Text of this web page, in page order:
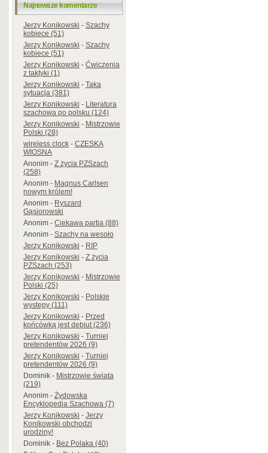
Najnowsze komentarze
Jerzy Konikowski-Szachy
kobiece (51)
Jerzy Konikowski-Szachy
kobiece (51)
Jerzy Konikowski-Ćwiczenia
z taktyki (1)
Jerzy Konikowski-Taka
sytuacja (381)
Jerzy Konikowski-Literatura
szachowa po polsku (124)
Jerzy Konikowski-Mistrzowie
Polski (28)
wireless clock-CZESKA
WIOSNA
Anonim-Z życia PZSzach
(258)
Anonim-Magnus Carlsen
nowym królem!
Anonim-Ryszard
Gąsiorowski
Anonim-Ciekawa partia (88)
Anonim-Szachy na wesoło
Jerzy Konikowski-RIP
Jerzy Konikowski-Z życia
PZSzach (253)
Jerzy Konikowski-Mistrzowie
Polski (25)
Jerzy Konikowski-Polskie
występy (111)
Jerzy Konikowski-Przed
końcówką jest debiut (236)
Jerzy Konikowski-Turniej
pretendentów 2026 (9)
Jerzy Konikowski-Turniej
pretendentów 2026 (9)
Dominik-Mistrzowie świata
(219)
Anonim-Żydowska
Encyklopedia Szachowa (7)
Jerzy Konikowski-Jerzy
Konikowski obchodzi
urodziny!
Dominik-Bez Polaka (40)